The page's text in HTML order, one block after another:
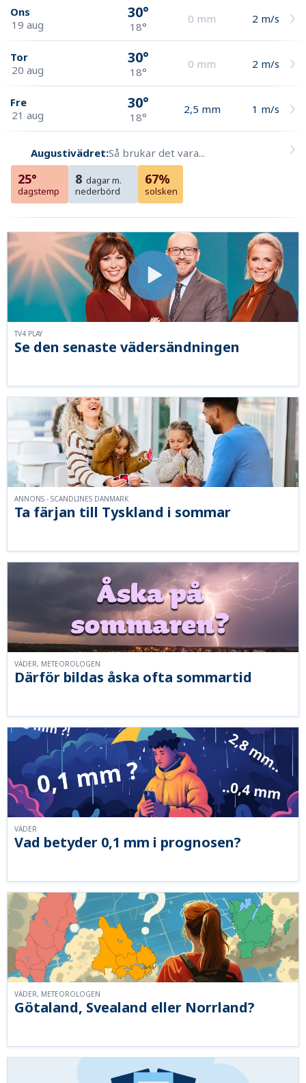
Ons
19 aug
30°
18°
0 mm 2 m/s
Tor
20 aug
30°
18°
0 mm 2 m/s
Fre
21 aug
30°
18°
2,5 mm 1 m/s
Augustivädret:Så brukar det vara...
25°
dagstemp
8 dagar m.
nederbörd
67%
solsken
Se den senaste vädersändningen
TV4 PLAY
Ta färjan till Tyskland i sommar
ANNONS - SCANDLINES DANMARK
Därför bildas åska ofta sommartid
VÄDER, METEOROLOGEN
Vad betyder 0,1 mm i prognosen?
VÄDER
Götaland, Svealand eller Norrland?
VÄDER, METEOROLOGEN